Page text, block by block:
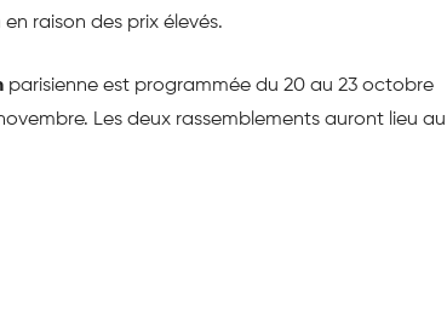
raison des prix élevés.
parisienne est programmée du 20 au 23 octobre
Les deux rassemblements auront lieu au